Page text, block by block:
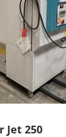
Jet 250